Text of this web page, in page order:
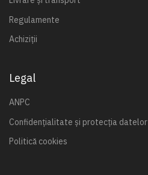
Regulamente
Achiziții
Legal
ANPC
Confidențialitate și protecția datelor
Politică cookies